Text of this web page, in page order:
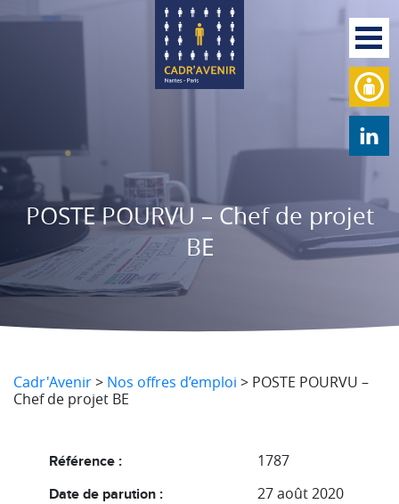
POSTE POURVU – Chef de projet
BE
Cadr'Avenir> Nos offres d’emploi > POSTE POURVU –
Chef de projet BE
Référence : 1787
Date de parution : 27 août 2020